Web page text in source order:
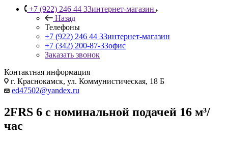
+7 (922) 246 44 33интернет-магазин
Назад
Телефоны
+7 (922) 246 44 33интернет-магазин
+7 (342) 200-87-33офис
Заказать звонок
Контактная информация
г. Краснокамск, ул. Коммунистическая, 18 Б
ed47502@yandex.ru
2FRS 6 с номинальной подачей 16 м³/
час